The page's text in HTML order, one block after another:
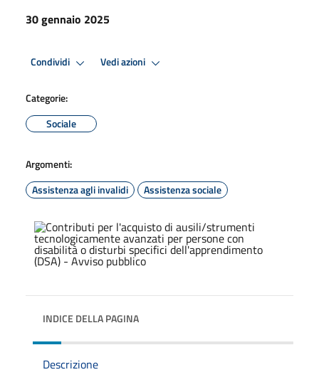
30 gennaio 2025
Condividi Vedi azioni
Categorie:
Sociale
Argomenti:
Assistenza agli invalidi
Assistenza sociale
INDICE DELLA PAGINA
Descrizione